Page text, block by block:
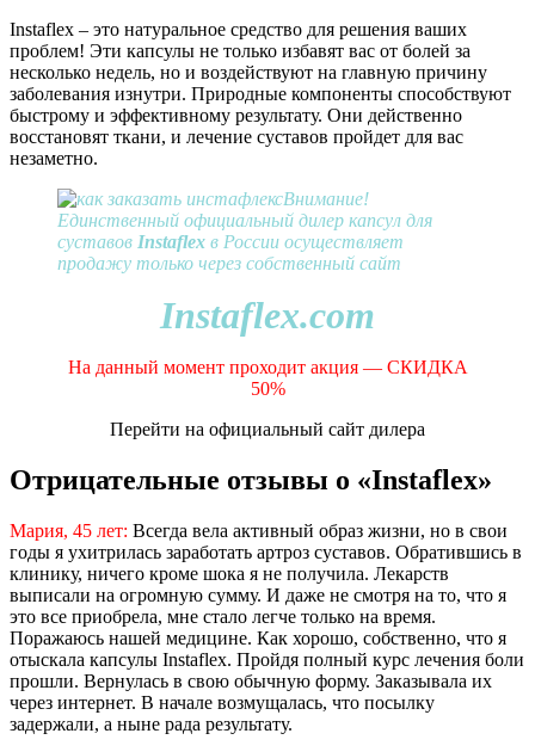
Instaflex – это натуральное средство для решения ваших
проблем! Эти капсулы не только избавят вас от болей за
несколько недель, но и воздействуют на главную причину
заболевания изнутри. Природные компоненты способствуют
быстрому и эффективному результату. Они действенно
восстановят ткани, и лечение суставов пройдет для вас
незаметно.
Внимание!
Единственный официальный дилер капсул для
суставов Instaflex в России осуществляет
продажу только через собственный сайт
Instaflex.com
На данный момент проходит акция — СКИДКА
50%
Перейти на официальный сайт дилера
Отрицательные отзывы о «Instaflex»
Мария, 45 лет: Всегда вела активный образ жизни, но в свои
годы я ухитрилась заработать артроз суставов. Обратившись в
клинику, ничего кроме шока я не получила. Лекарств
выписали на огромную сумму. И даже не смотря на то, что я
это все приобрела, мне стало легче только на время.
Поражаюсь нашей медицине. Как хорошо, собственно, что я
отыскала капсулы Instaflex. Пройдя полный курс лечения боли
прошли. Вернулась в свою обычную форму. Заказывала их
через интернет. В начале возмущалась, что посылку
задержали, а ныне рада результату.